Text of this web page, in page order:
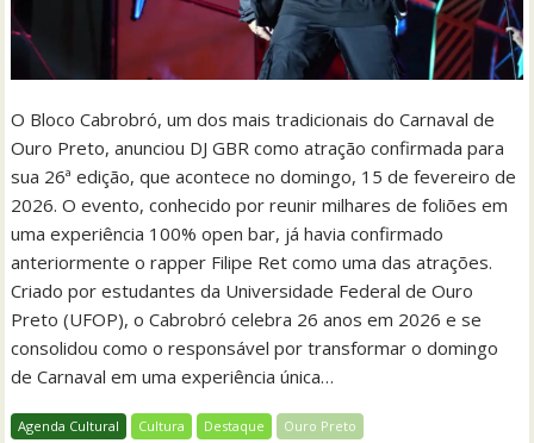
O Bloco Cabrobró, um dos mais tradicionais do Carnaval de
Ouro Preto, anunciou DJ GBR como atração confirmada para
sua 26ª edição, que acontece no domingo, 15 de fevereiro de
2026. O evento, conhecido por reunir milhares de foliões em
uma experiência 100% open bar, já havia confirmado
anteriormente o rapper Filipe Ret como uma das atrações.
Criado por estudantes da Universidade Federal de Ouro
Preto (UFOP), o Cabrobró celebra 26 anos em 2026 e se
consolidou como o responsável por transformar o domingo
de Carnaval em uma experiência única…
Agenda Cultural Cultura Destaque Ouro Preto